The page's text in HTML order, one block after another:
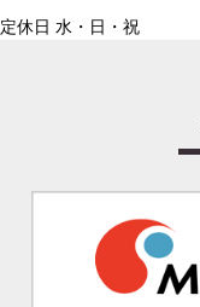
定休日 水・日・祝